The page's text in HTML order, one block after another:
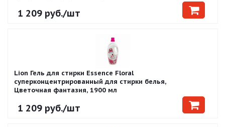
1 209 руб./шт
Lion Гель для стирки Essence Floral
суперконцентрированный для стирки белья,
Цветочная фантазия, 1900 мл
1 209 руб./шт